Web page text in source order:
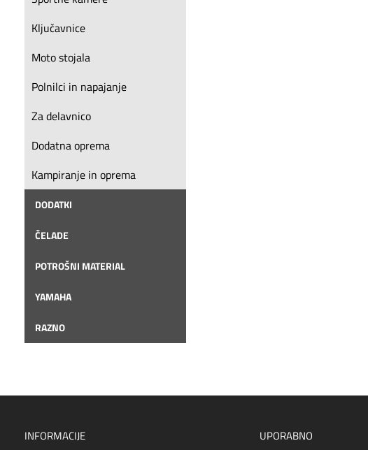
Ključavnice
Moto stojala
Polnilci in napajanje
Za delavnico
Dodatna oprema
Kampiranje in oprema
DODATKI
ČELADE
POTROŠNI MATERIAL
YAMAHA
RAZNO
INFORMACIJE UPORABNO